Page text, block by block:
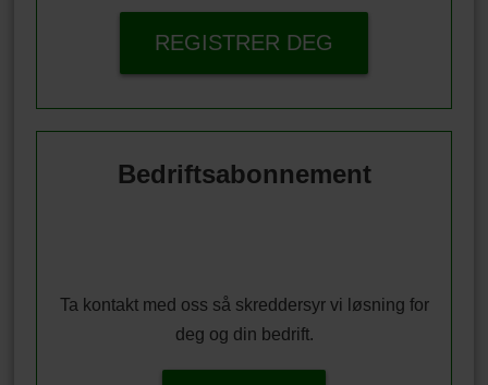
REGISTRER DEG
Bedriftsabonnement
Ta kontakt med oss så skreddersyr vi løsning for
deg og din bedrift.